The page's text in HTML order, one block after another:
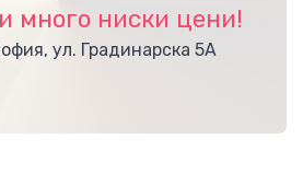
много ниски цени!
ул. Градинарска 5А